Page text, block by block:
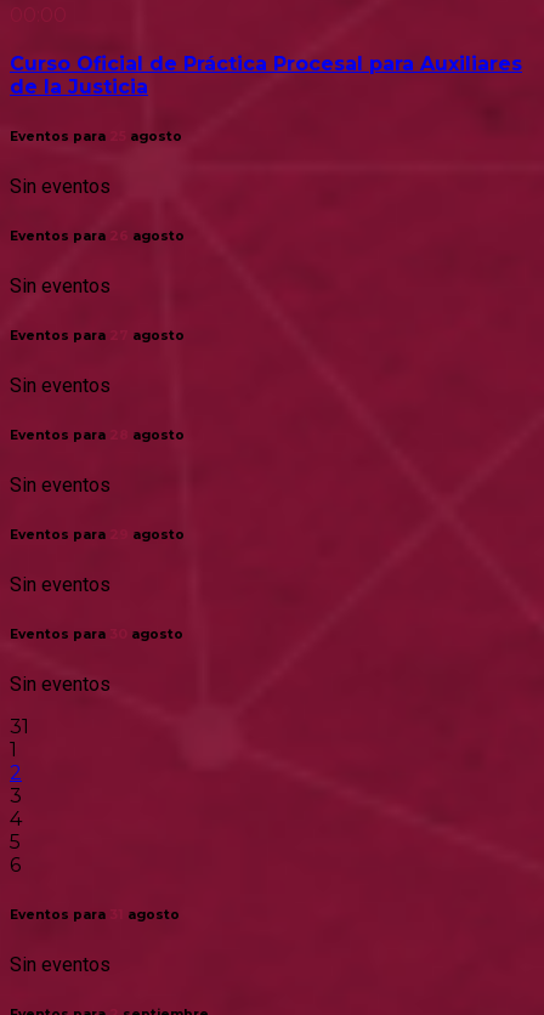
Curso Oficial de Práctica Procesal para Auxiliares
de la Justicia
Eventos para agosto
Sin eventos
Eventos para 26 agosto
Sin eventos
Eventos para agosto
Sin eventos
Eventos para agosto
Sin eventos
Eventos para agosto
Sin eventos
Eventos para agosto
Sin eventos
31
1
2
3
4
5
6
Eventos para agosto
Sin eventos